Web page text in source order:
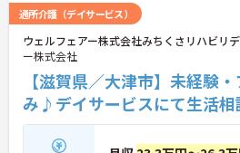
・未経験やブランクのある方も段階的
られる仕組みがあるため、安心して業務
できます。
業務の偏りを防ぐためのルール化や拠
ート体制が確立されており、チーム全体
える環境が整っています。また、在籍
手当や子ども手当などが手厚く用意され
自身のライフステージが変化しても安
き続けられる待遇が整っていることも
す。
★おすすめPOINT★
通所介護（デイサービス）
ウェルフェアー株式会社みちくさリハビリ
ー株式会社
【滋賀県／大津市】未経験
み♪デイサービスにて生活相